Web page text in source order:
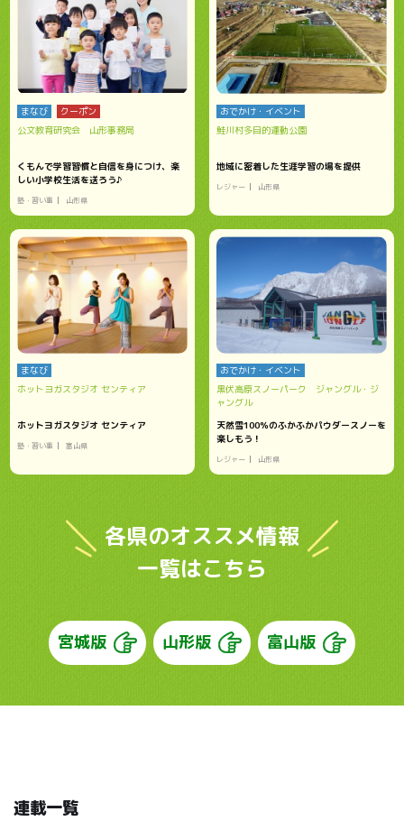
まなび
クーポン
公文教育研究会 山形事務局
くもんで学習習慣と自信を身につけ、楽
しい小学校生活を送ろう♪
塾・習い事 山形県
おでかけ・イベント
鮭川村多目的運動公園
地域に密着した生涯学習の場を提供
レジャー 山形県
まなび
ホットヨガスタジオ センティア
ホットヨガスタジオ センティア
塾・習い事 富山県
おでかけ・イベント
黒伏高原スノーパーク ジャングル・ジ
ャングル
天然雪100％のふかふかパウダースノーを
楽しもう！
レジャー 山形県
各県のオススメ情報
一覧はこちら
宮城版 山形版 富山版
連載一覧